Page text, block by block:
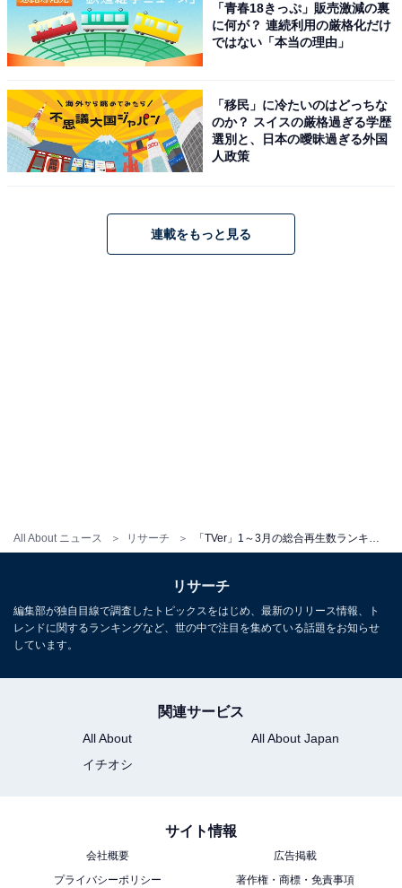
All About ニュース リサーチ
位『罠の戦争』、1位は？【2023年】
【関連リンク】
「青春18きっぷ」販売激減の裏
に何が？ 連続利用の厳格化だけ
ではない「本当の理由」
「移民」に冷たいのはどっちな
のか？ スイスの厳格過ぎる学歴
選別と、日本の曖昧過ぎる外国
人政策
連載をもっと見る
リサーチ
編集部が独自目線で調査したトピックスをはじめ、最新のリリース情報、ト
レンドに関するランキングなど、世の中で注目を集めている話題をお知らせ
しています。
関連サービス
All About
All About Japan
イチオシ
サイト情報
会社概要
広告掲載
プライバシーポリシー
著作権・商標・免責事項